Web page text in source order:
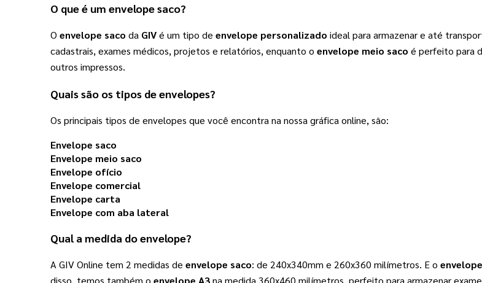
O que é um envelope saco?
O envelope saco da GIV é um tipo de envelope personalizado ideal para armazenar e até
cadastrais, exames médicos, projetos e relatórios, enquanto o envelope meio saco é perfeito para
outros impressos.
Quais são os tipos de envelopes?
Os principais tipos de envelopes que você encontra na nossa gráfica online, são:
Envelope saco
Envelope meio saco
Envelope ofício
Envelope comercial
Envelope carta
Envelope com aba lateral
Qual a medida do envelope?
A GIV Online tem 2 medidas de envelope saco: de 240x340mm e 260x360 milímetros. E o
disso, temos também o envelope A3 na medida 360x460 milímetros, perfeito para armazenar